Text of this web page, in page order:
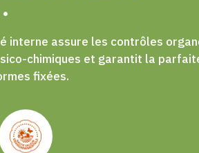
interne assure les contrôles
chimiques et garantit la
fixées.